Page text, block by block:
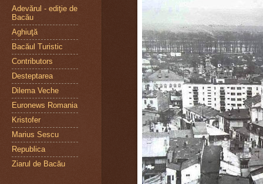
Adevărul - ediţie de
Bacău
Aghiuţă
Bacăul Turistic
Contributors
Desteptarea
Dilema Veche
Euronews Romania
Kristofer
Marius Sescu
Republica
Ziarul de Bacău